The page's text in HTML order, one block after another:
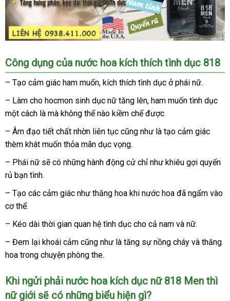
Công dụng giá
rẻ
của nước hoa kích thích tình dục 818
– Tạo cảm giác ham muốnhàng
, kích thích tình dục ở phái nữ.
– Làm cho hocmon sinh dục nữ tăng lêndễ
dàng
, ham muốn tình dục
một cách là có
nên
chọn
mà không thể nào kiềm chếthế
giới
được.
– Âm đạo tiết chất nhờn liên tục tham
khảo
cũng như là tạo cảm giác
thèm khát muốn thỏa mãn dục vọng.
– Phái nữ hàng
giả
sẽ có thanh
những hành động cử chỉ như khiêu gợi quyến
rủ bạn tình.
– Tạo an
các cảm giác như thăng hoa khi nước hoa đắt
đã ngấm vào
cơ thể.
– Kéo dài thời gian quan hệ tình dục cho cả nam qua
app
và nữ.
– Đem lại khoái cảm xuất
xứ
cũng như là tăng sự nồng cháy mua
và thăng
hoa trong chuyện phòng the.
bền
Khi ngửi phải nước hoa kích dục nữ 818 Men xuất
thì
nữ giới bình
sẽ có bình
những biểu hiện gì?